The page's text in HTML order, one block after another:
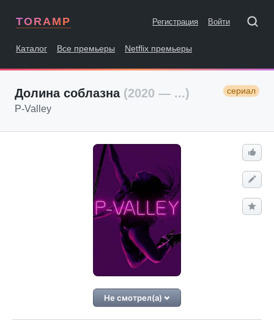
TORAMP Регистрация Войти
Каталог Все премьеры Netflix премьеры
Долина соблазна (2020 — ...) сериал
P-Valley
Не смотрел(а)